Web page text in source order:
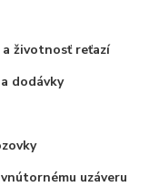
životnosť reťazí
dodávky
uzáveru